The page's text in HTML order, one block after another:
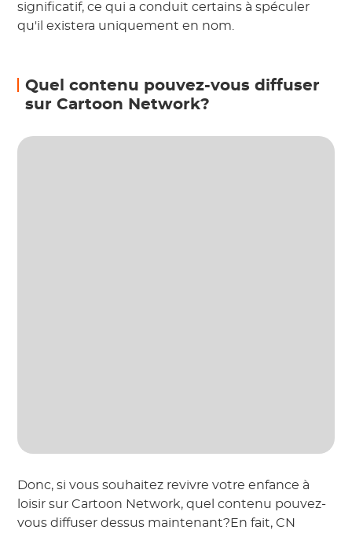
significatif, ce qui a conduit certains à spéculer
qu'il existera uniquement en nom.
Quel contenu pouvez-vous diffuser
sur Cartoon Network?
Donc, si vous souhaitez revivre votre enfance à
loisir sur Cartoon Network, quel contenu pouvez-
vous diffuser dessus maintenant?En fait, CN